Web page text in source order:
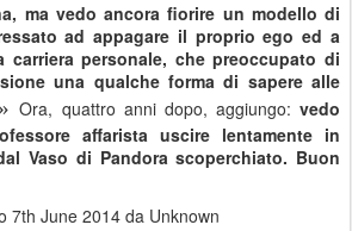
ma vedo ancora fiorire un modello di
ad appagare il proprio ego ed a
carriera personale, che preoccupato di
una qualche forma di sapere alle
»Ora, quattro anni dopo, aggiungo: vedo
affarista uscire lentamente in
Vaso di Pandora scoperchiato. Buon
7th June 2014 da Unknown